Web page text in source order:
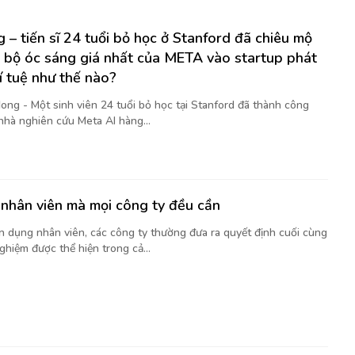
– tiến sĩ 24 tuổi bỏ học ở Stanford đã chiêu mộ
bộ óc sáng giá nhất của META vào startup phát
như thế nào?
- Một sinh viên 24 tuổi bỏ học tại Stanford đã thành công
nghiên cứu Meta AI hàng...
viên mà mọi công ty đều cần
dụng nhân viên, các công ty thường đưa ra quyết định cuối cùng
được thể hiện trong cả...